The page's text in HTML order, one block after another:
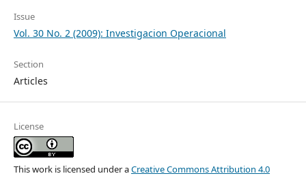
Issue
Vol. 30 No. 2 (2009): Investigacion Operacional
Section
Articles
License
This work is licensed under aCreative Commons Attribution 4.0